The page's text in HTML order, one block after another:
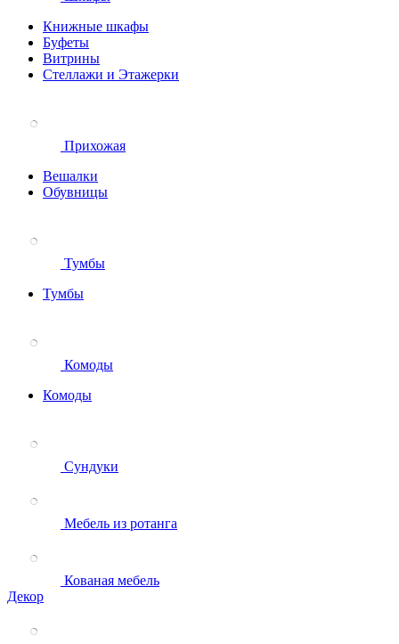
Книжные шкафы
Буфеты
Витрины
Стеллажи и Этажерки
Прихожая
Вешалки
Обувницы
Тумбы
Тумбы
Комоды
Комоды
Сундуки
Мебель из ротанга
Кованая мебель
Декор